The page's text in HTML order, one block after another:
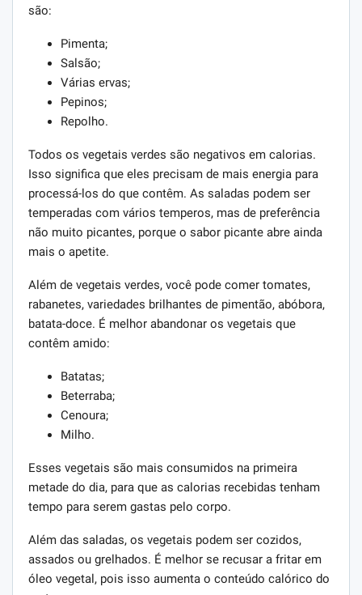
são:
Pimenta;
Salsão;
Várias ervas;
Pepinos;
Repolho.
Todos os vegetais verdes são negativos em calorias.
Isso significa que eles precisam de mais energia para
processá-los do que contêm. As saladas podem ser
temperadas com vários temperos, mas de preferência
não muito picantes, porque o sabor picante abre ainda
mais o apetite.
Além de vegetais verdes, você pode comer tomates,
rabanetes, variedades brilhantes de pimentão, abóbora,
batata-doce. É melhor abandonar os vegetais que
contêm amido:
Batatas;
Beterraba;
Cenoura;
Milho.
Esses vegetais são mais consumidos na primeira
metade do dia, para que as calorias recebidas tenham
tempo para serem gastas pelo corpo.
Além das saladas, os vegetais podem ser cozidos,
assados ​​ou grelhados. É melhor se recusar a fritar em
óleo vegetal, pois isso aumenta o conteúdo calórico do